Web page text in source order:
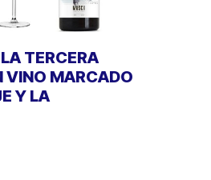
TERCERA
VINO MARCADO
Y LA